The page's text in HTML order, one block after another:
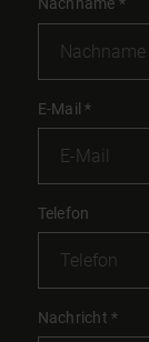
Nachname *
E-Mail*
Telefon
Nachricht*